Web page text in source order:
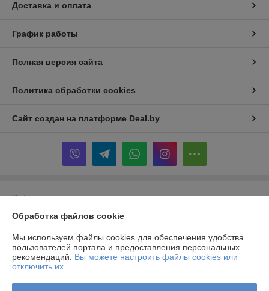
Доставка и оплата
График работы
Полная версия сайта
Политика обработки cookies
Сайт создан на платформе Deal.by
Информация для покупателя
Юридическое лицо:Частное производственно-торговое унитарное
223141, г. Логойск, ул. Тимчука, 11
Регистрационный номер ЕГР: 690844228
Обработка файлов cookie
Мы используем файлы cookies для обеспечения удобства
пользователей портала и предоставления персональных
рекомендаций. Вы можете настроить файлы cookies или
отключить их.